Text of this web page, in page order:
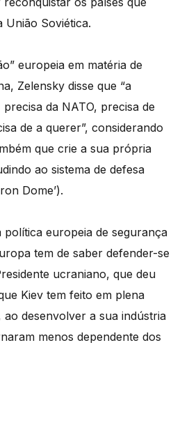
União Soviética.
europeia em matéria de
Zelensky disse que “a
da NATO, precisa de
de a querer”, considerando
que crie a sua própria
ao sistema de defesa
Dome’).
política europeia de segurança
tem de saber defender-se
ucraniano, que deu
Kiev tem feito em plena
desenvolver a sua indústria
menos dependente dos